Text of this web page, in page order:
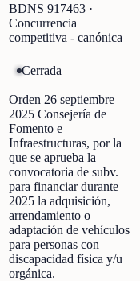
BDNS 917463 ·
Concurrencia
competitiva - canónica
Cerrada
Orden 26 septiembre
2025 Consejería de
Fomento e
Infraestructuras, por la
que se aprueba la
convocatoria de subv.
para financiar durante
2025 la adquisición,
arrendamiento o
adaptación de vehículos
para personas con
discapacidad física y/u
orgánica.